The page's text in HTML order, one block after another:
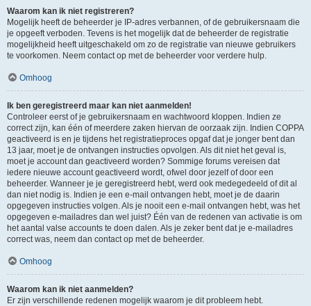
Waarom kan ik niet registreren?
Mogelijk heeft de beheerder je IP-adres verbannen, of de gebruikersnaam die
je opgeeft verboden. Tevens is het mogelijk dat de beheerder de registratie
mogelijkheid heeft uitgeschakeld om zo de registratie van nieuwe gebruikers
te voorkomen. Neem contact op met de beheerder voor verdere hulp.
Omhoog
Ik ben geregistreerd maar kan niet aanmelden!
Controleer eerst of je gebruikersnaam en wachtwoord kloppen. Indien ze
correct zijn, kan één of meerdere zaken hiervan de oorzaak zijn. Indien COPPA
geactiveerd is en je tijdens het registratieproces opgaf dat je jonger bent dan
13 jaar, moet je de ontvangen instructies opvolgen. Als dit niet het geval is,
moet je account dan geactiveerd worden? Sommige forums vereisen dat
iedere nieuwe account geactiveerd wordt, ofwel door jezelf of door een
beheerder. Wanneer je je geregistreerd hebt, werd ook medegedeeld of dit al
dan niet nodig is. Indien je een e-mail ontvangen hebt, moet je de daarin
opgegeven instructies volgen. Als je nooit een e-mail ontvangen hebt, was het
opgegeven e-mailadres dan wel juist? Één van de redenen van activatie is om
het aantal valse accounts te doen dalen. Als je zeker bent dat je e-mailadres
correct was, neem dan contact op met de beheerder.
Omhoog
Waarom kan ik niet aanmelden?
Er zijn verschillende redenen mogelijk waarom je dit probleem hebt.